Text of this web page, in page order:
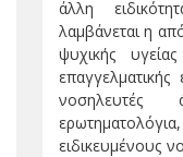
άλλη
λαμβάνεται η
ψυχικής
νοσηλευτές
ειδικευμένους